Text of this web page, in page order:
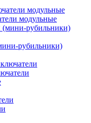
модульные
рубильники)